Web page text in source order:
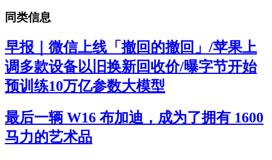
同类信息
早报｜微信上线「撤回的撤回」/苹果上
调多款设备以旧换新回收价/曝字节开始
预训练10万亿参数大模型
最后一辆 W16 布加迪，成为了拥有 1600
马力的艺术品